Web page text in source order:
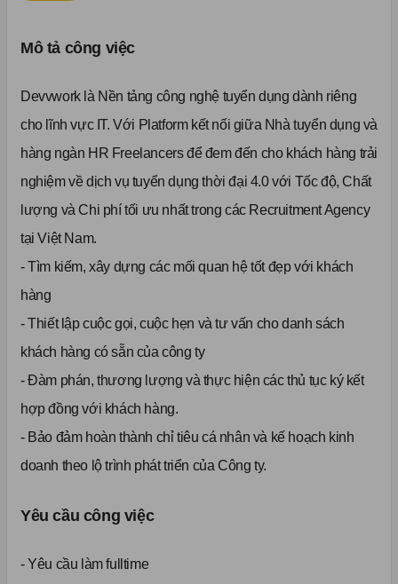
Mô tả công việc
Devvwork là Nền tảng công nghệ tuyển dụng dành riêng
cho lĩnh vực IT. Với Platform kết nối giữa Nhà tuyển dụng và
hàng ngàn HR Freelancers để đem đến cho khách hàng trải
nghiệm về dịch vụ tuyển dụng thời đại 4.0 với Tốc độ, Chất
lượng và Chi phí tối ưu nhất trong các Recruitment Agency
tại Việt Nam.
- Tìm kiếm, xây dựng các mối quan hệ tốt đẹp với khách
hàng
- Thiết lập cuộc gọi, cuộc hẹn và tư vấn cho danh sách
khách hàng có sẵn của công ty
- Đàm phán, thương lượng và thực hiện các thủ tục ký kết
hợp đồng với khách hàng.
- Bảo đảm hoàn thành chỉ tiêu cá nhân và kế hoạch kinh
doanh theo lộ trình phát triển của Công ty.
Yêu cầu công việc
- Yêu cầu làm fulltime